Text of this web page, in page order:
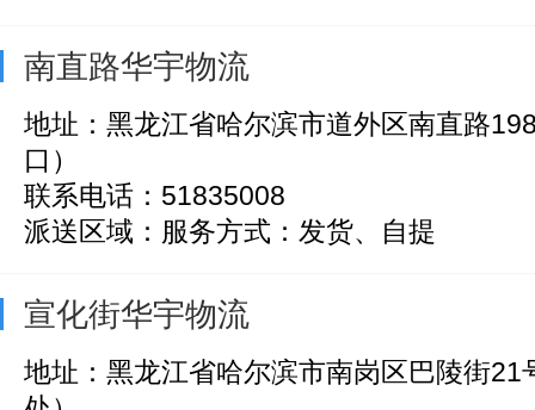
南直路华宇物流
地址：黑龙江省哈尔滨市道外区南直路
口）
联系电话：51835008
派送区域：服务方式：发货、自提
宣化街华宇物流
地址：黑龙江省哈尔滨市南岗区巴陵街21